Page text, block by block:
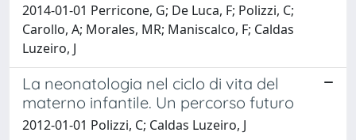
2014-01-01 Perricone, G; De Luca, F; Polizzi, C;
Carollo, A; Morales, MR; Maniscalco, F; Caldas
Luzeiro, J
La neonatologia nel ciclo di vita del
materno infantile. Un percorso futuro
2012-01-01 Polizzi, C; Caldas Luzeiro, J